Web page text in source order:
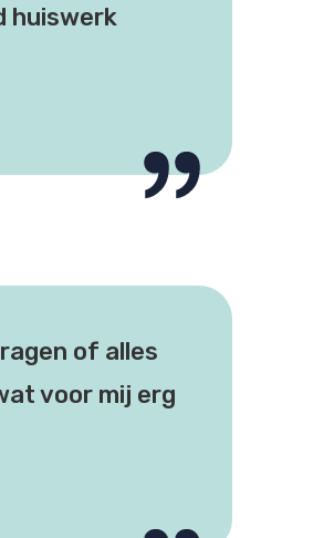
huiswerk
of alles
voor mij erg